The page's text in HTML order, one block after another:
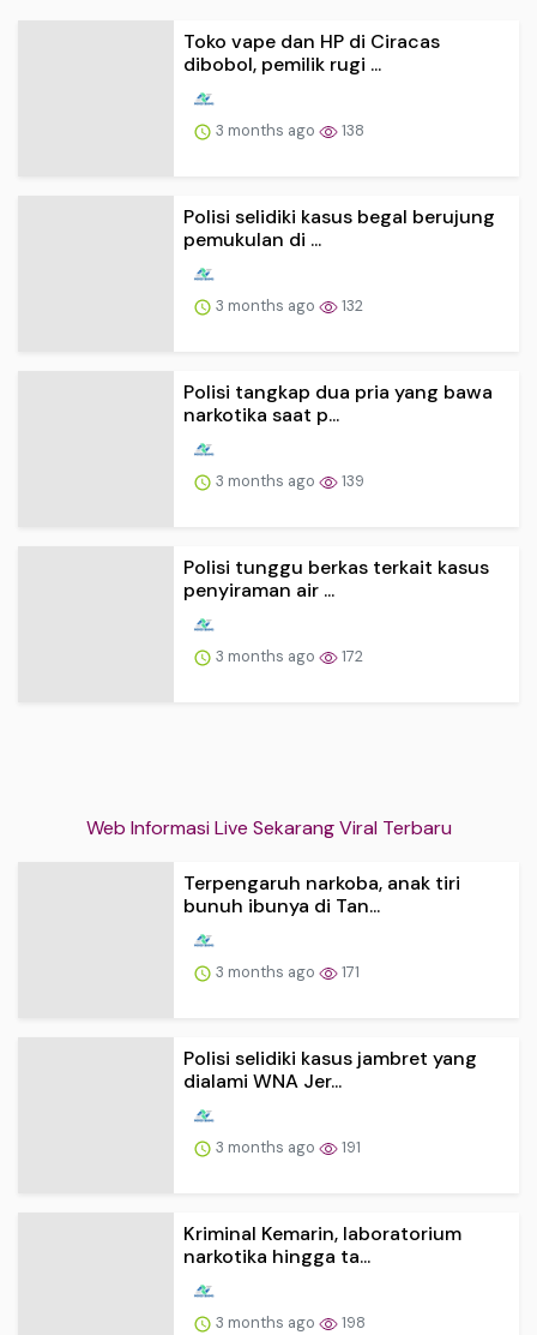
Toko vape dan HP di Ciracas
dibobol, pemilik rugi ...
3 months ago 138
Polisi selidiki kasus begal berujung
pemukulan di ...
3 months ago 132
Polisi tangkap dua pria yang bawa
narkotika saat p...
3 months ago 139
Polisi tunggu berkas terkait kasus
penyiraman air ...
3 months ago 172
Web Informasi Live Sekarang Viral Terbaru
Terpengaruh narkoba, anak tiri
bunuh ibunya di Tan...
3 months ago 171
Polisi selidiki kasus jambret yang
dialami WNA Jer...
3 months ago 191
Kriminal Kemarin, laboratorium
narkotika hingga ta...
3 months ago 198